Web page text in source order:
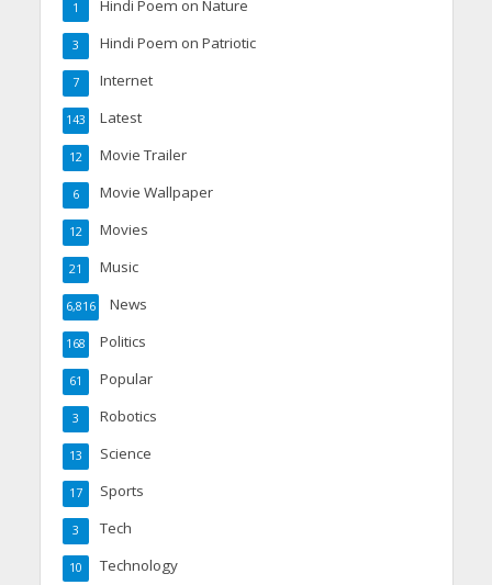
Hindi Poem on Nature
1
Hindi Poem on Patriotic
3
Internet
7
Latest
143
Movie Trailer
12
Movie Wallpaper
6
Movies
12
Music
21
News
6,816
Politics
168
Popular
61
Robotics
3
Science
13
Sports
17
Tech
3
Technology
10